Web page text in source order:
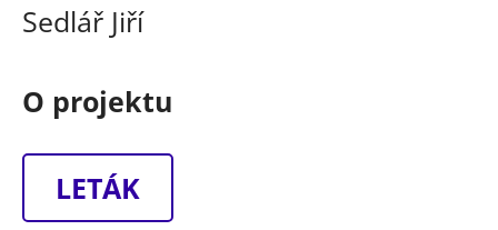
Sedlář Jiří
O projektu
LETÁK